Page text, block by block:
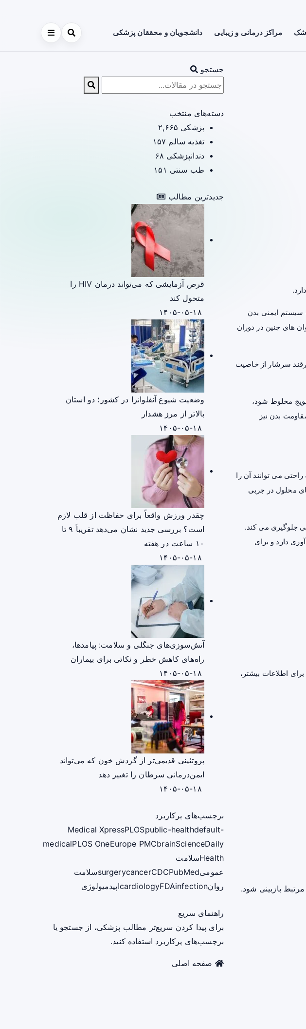
مراکز درمانی و زیبایی دانشجویان و محققان پزشکی
سیستم ایمنی بدن
های جنین در دوران
سرشار از خاصیت
مخلوط شود،
بدن نیز
می توانند آن را
محلول در چربی
جلوگیری می کند.
دارد و برای
اطلاعات بیشتر،
بازبینی شود.
جستجو
دسته‌های منتخب
پزشکی ۲,۶۶۵
تغذیه سالم ۱۵۷
دندانپزشکی ۶۸
طب سنتی ۱۵۱
جدیدترین مطالب
قرص آزمایشی که می‌تواند درمان HIV را
متحول کند
وضعیت شیوع آنفلوانزا در کشور؛ دو استان
بالاتر از مرز هشدار
چقدر ورزش واقعاً برای حفاظت از قلب لازم
است؟ بررسی جدید نشان می‌دهد تقریباً ۹ تا
۱۰ ساعت در هفته
آتش‌سوزی‌های جنگلی و سلامت: پیامدها،
راه‌های کاهش خطر و نکاتی برای بیماران
پروتئینی قدیمی‌تر از گردش خون که می‌تواند
ایمن‌درمانی سرطان را تغییر دهد
برچسب‌های پرکاربرد
Medical XpressPLOSpublic-healthdefault-
medicalPLOS OneEurope PMCbrainScienceDaily
Healthسلامت
عمومی
surgerycancerCDCPubMed
سلامت
روان
cardiologyFDAinfection اپیدمیولوژی
راهنمای سریع
برای پیدا کردن سریع‌تر مطالب پزشکی، از جستجو یا
برچسب‌های پرکاربرد استفاده کنید.
صفحه اصلی